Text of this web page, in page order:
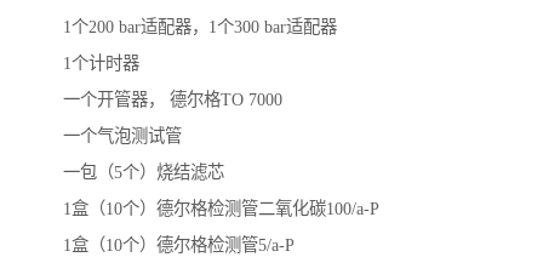
1个200 bar适配器，1个300 bar适配器
1个计时器
一个开管器， 德尔格TO 7000
一个气泡测试管
一包（5个）烧结滤芯
1盒（10个）德尔格检测管二氧化碳100/a-P
1盒（10个）德尔格检测管5/a-P